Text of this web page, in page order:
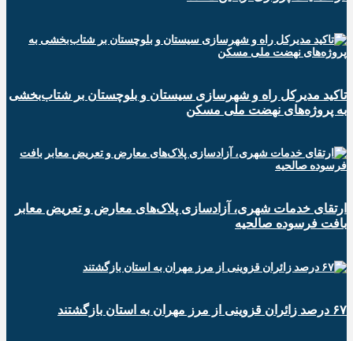
تاکید مدیرکل راه و شهرسازی سیستان و بلوچستان بر شتاب‌بخشی
به پروژه‌های نهضت ملی مسکن
ارتقای خدمات شهری، آزادسازی پلاک‌های معارض و تعریض معابر
بافت فرسوده صالحیه
۶۷ درصد زائران قزوینی از مرز مهران به استان بازگشتند